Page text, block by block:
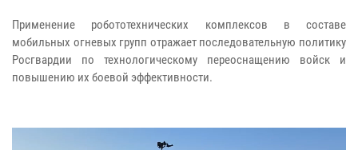
Применение робототехнических комплексов в составе
мобильных огневых групп отражает последовательную политику
Росгвардии по технологическому переоснащению войск и
повышению их боевой эффективности.